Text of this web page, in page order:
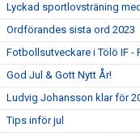
Lyckad sportlovsträning
Ordförandes sista ord 2023
Fotbollsutveckare i Tölö IF -
God Jul & Gott Nytt År!
Ludvig Johansson klar för
Tips inför jul